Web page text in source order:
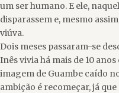
um ser humano. E ele,
disparassem e, mesmo
viúva.
Dois meses passaram-se
Inês vivia há mais de 10
imagem de Guambe caído
ambição é recomeçar, já que